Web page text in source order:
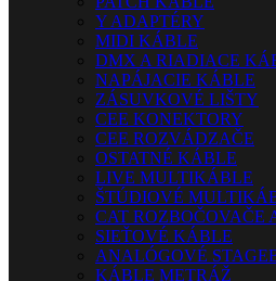
Y ADAPTÉRY
MIDI KÁBLE
DMX A RIADIACE
NAPÁJACIE KÁBLE
ZÁSUVKOVÉ LIŠTY
CEE KONEKTORY
CEE ROZVÁDZAČE
OSTATNÉ KÁBLE
LIVE MULTIKÁBLE
ŠTÚDIOVÉ
CAT ROZBOČOVAČE
SIEŤOVÉ KÁBLE
ANALÓGOVÉ
KÁBLE METRÁŽ